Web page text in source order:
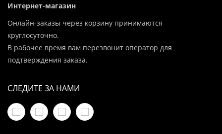
Интернет-магазин
Онлайн-заказы через корзину принимаются
круглосуточно.
В рабочее время вам перезвонит оператор для
подтверждения заказа.
СЛЕДИТЕ ЗА НАМИ